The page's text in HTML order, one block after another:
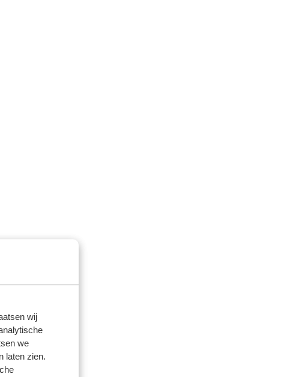
wij
we
laten zien.